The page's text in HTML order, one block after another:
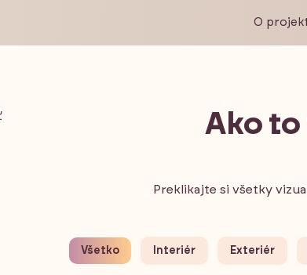
O
Ako
Preklikajte si všetky
Všetko Interiér Exteriér